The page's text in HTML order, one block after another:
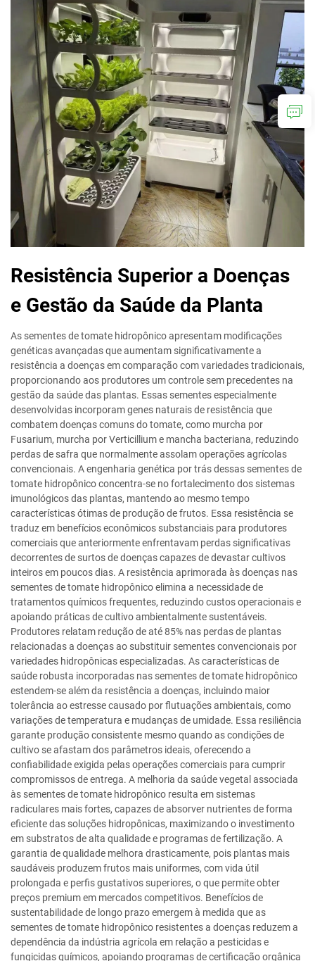
Resistência Superior a Doenças
e Gestão da Saúde da Planta
As sementes de tomate hidropônico apresentam modificações
genéticas avançadas que aumentam significativamente a
resistência a doenças em comparação com variedades tradicionais,
proporcionando aos produtores um controle sem precedentes na
gestão da saúde das plantas. Essas sementes especialmente
desenvolvidas incorporam genes naturais de resistência que
combatem doenças comuns do tomate, como murcha por
Fusarium, murcha por Verticillium e mancha bacteriana, reduzindo
perdas de safra que normalmente assolam operações agrícolas
convencionais. A engenharia genética por trás dessas sementes de
tomate hidropônico concentra-se no fortalecimento dos sistemas
imunológicos das plantas, mantendo ao mesmo tempo
características ótimas de produção de frutos. Essa resistência se
traduz em benefícios econômicos substanciais para produtores
comerciais que anteriormente enfrentavam perdas significativas
decorrentes de surtos de doenças capazes de devastar cultivos
inteiros em poucos dias. A resistência aprimorada às doenças nas
sementes de tomate hidropônico elimina a necessidade de
tratamentos químicos frequentes, reduzindo custos operacionais e
apoiando práticas de cultivo ambientalmente sustentáveis.
Produtores relatam redução de até 85% nas perdas de plantas
relacionadas a doenças ao substituir sementes convencionais por
variedades hidropônicas especializadas. As características de
saúde robusta incorporadas nas sementes de tomate hidropônico
estendem-se além da resistência a doenças, incluindo maior
tolerância ao estresse causado por flutuações ambientais, como
variações de temperatura e mudanças de umidade. Essa resiliência
garante produção consistente mesmo quando as condições de
cultivo se afastam dos parâmetros ideais, oferecendo a
confiabilidade exigida pelas operações comerciais para cumprir
compromissos de entrega. A melhoria da saúde vegetal associada
às sementes de tomate hidropônico resulta em sistemas
radiculares mais fortes, capazes de absorver nutrientes de forma
eficiente das soluções hidropônicas, maximizando o investimento
em substratos de alta qualidade e programas de fertilização. A
garantia de qualidade melhora drasticamente, pois plantas mais
saudáveis produzem frutos mais uniformes, com vida útil
prolongada e perfis gustativos superiores, o que permite obter
preços premium em mercados competitivos. Benefícios de
sustentabilidade de longo prazo emergem à medida que as
sementes de tomate hidropônico resistentes a doenças reduzem a
dependência da indústria agrícola em relação a pesticidas e
fungicidas químicos, apoiando programas de certificação orgânica